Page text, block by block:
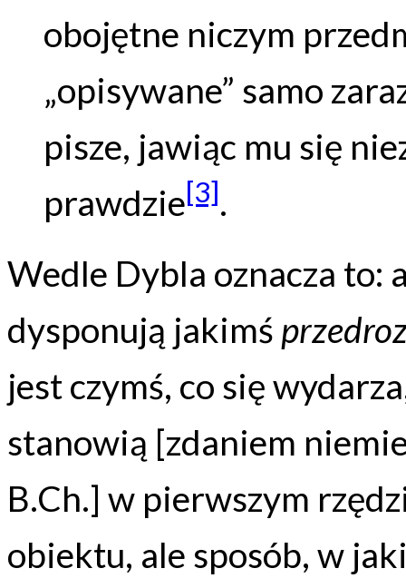
obojętne niczym
„opisywane” samo
pisze, jawiąc mu się
prawdzie[3].
Wedle Dybla oznacza to:
dysponują jakimś
jest czymś, co się
stanowią [zdaniem
B.Ch.] w pierwszym
obiektu, ale sposób, w